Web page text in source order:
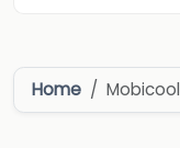
Home Mobicool